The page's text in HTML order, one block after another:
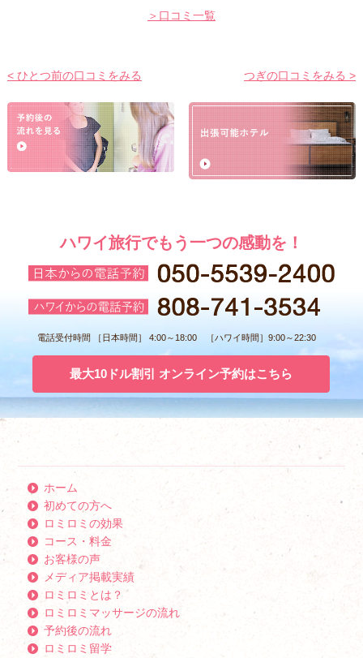
＞口コミ一覧
< ひとつ前の口コミをみる つぎの口コミをみる >
ハワイ旅行でもう一つの感動を！
電話受付時間 ［日本時間］ 4:00～18:00 ［ハワイ時間］9:00～22:30
最大10ドル割引 オンライン予約はこちら
ホーム
初めての方へ
ロミロミの効果
コース・料金
お客様の声
メディア掲載実績
ロミロミとは？
ロミロミマッサージの流れ
予約後の流れ
ロミロミ留学